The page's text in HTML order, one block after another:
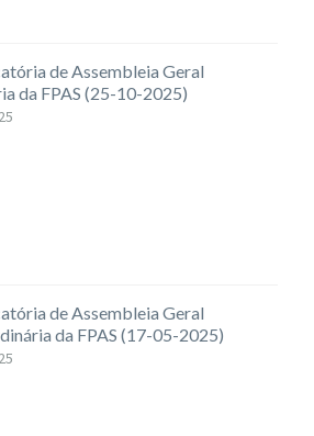
de Assembleia Geral
da FPAS (25-10-2025)
de Assembleia Geral
da FPAS (17-05-2025)